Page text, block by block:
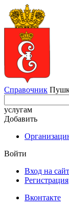
Справочник
услугам
Добавить
Войти
Вход на сайт
Регистрация
Вконтакте